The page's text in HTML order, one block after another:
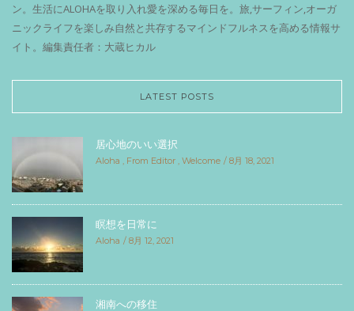
ン。生活にALOHAを取り入れ愛を深める毎日を。旅,サーフィン,オーガ
ニックライフを楽しみ自然と共存するマインドフルネスを高める情報サ
イト。編集責任者：大蔵ヒカル
LATEST POSTS
居心地のいい選択
Aloha , From Editor , Welcome 8月 18, 2021
瞑想を日常に
Aloha 8月 12, 2021
湘南への移住